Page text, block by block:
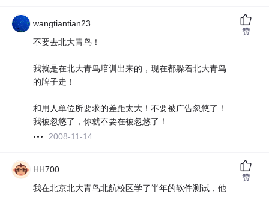
wangtiantian23
不要去北大青鸟！
我就是在北大青鸟培训出来的，现在都躲着北大青鸟
的牌子走！
和用人单位所要求的差距太大！不要被广告忽悠了！
我被忽悠了，你就不要在被忽悠了！
2008-11-14
赞
HH700
我在北京北大青鸟北航校区学了半年的软件测试，他
赞